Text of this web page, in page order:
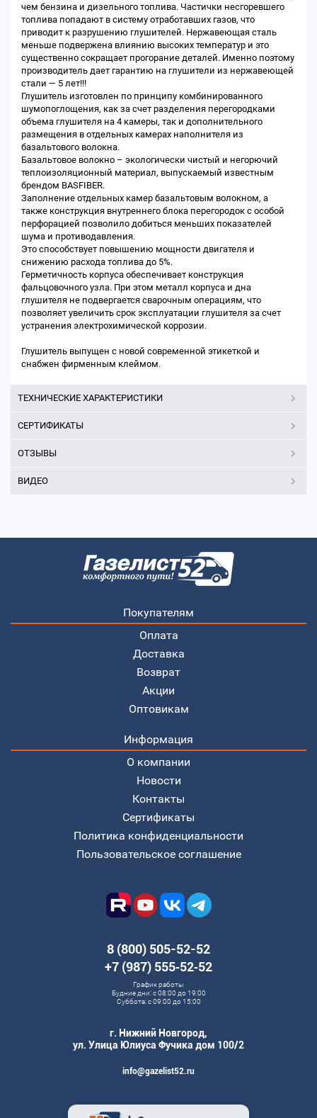
чем бензина и дизельного топлива. Частички несгоревшего
топлива попадают в систему отработавших газов, что
приводит к разрушению глушителей. Нержавеющая сталь
меньше подвержена влиянию высоких температур и это
существенно сокращает прогорание деталей. Именно поэтому
производитель дает гарантию на глушители из нержавеющей
стали — 5 лет!!!
Глушитель изготовлен по принципу комбинированного
шумопоглощения, как за счет разделения перегородками
объема глушителя на 4 камеры, так и дополнительного
размещения в отдельных камерах наполнителя из
базальтового волокна.
Базальтовое волокно – экологически чистый и негорючий
теплоизоляционный материал, выпускаемый известным
брендом BASFIBER.
Заполнение отдельных камер базальтовым волокном, а
также конструкция внутреннего блока перегородок с особой
перфорацией позволило добиться меньших показателей
шума и противодавления.
Это способствует повышению мощности двигателя и
снижению расхода топлива до 5%.
Герметичность корпуса обеспечивает конструкция
фальцовочного узла. При этом металл корпуса и дна
глушителя не подвергается сварочным операциям, что
позволяет увеличить срок эксплуатации глушителя за счет
устранения электрохимической коррозии.
Глушитель выпущен с новой современной этикеткой и
снабжен фирменным клеймом.
ТЕХНИЧЕСКИЕ ХАРАКТЕРИСТИКИ
СЕРТИФИКАТЫ
ОТЗЫВЫ
ВИДЕО
Покупателям
Оплата
Доставка
Возврат
Акции
Оптовикам
Информация
О компании
Новости
Контакты
Сертификаты
Политика конфиденциальности
Пользовательское соглашение
8 (800) 505-52-52
+7 (987) 555‑52‑52
График работы
Будние дни: с 08:00 до 19:00
Суббота: с 09:00 до 15:00
г. Нижний Новгород,
ул. Улица Юлиуса Фучика дом 100/2
info@gazelist52.ru